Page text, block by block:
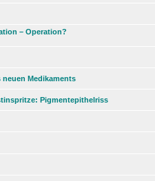
– Operation?
Medikaments
Pigmentepithelriss